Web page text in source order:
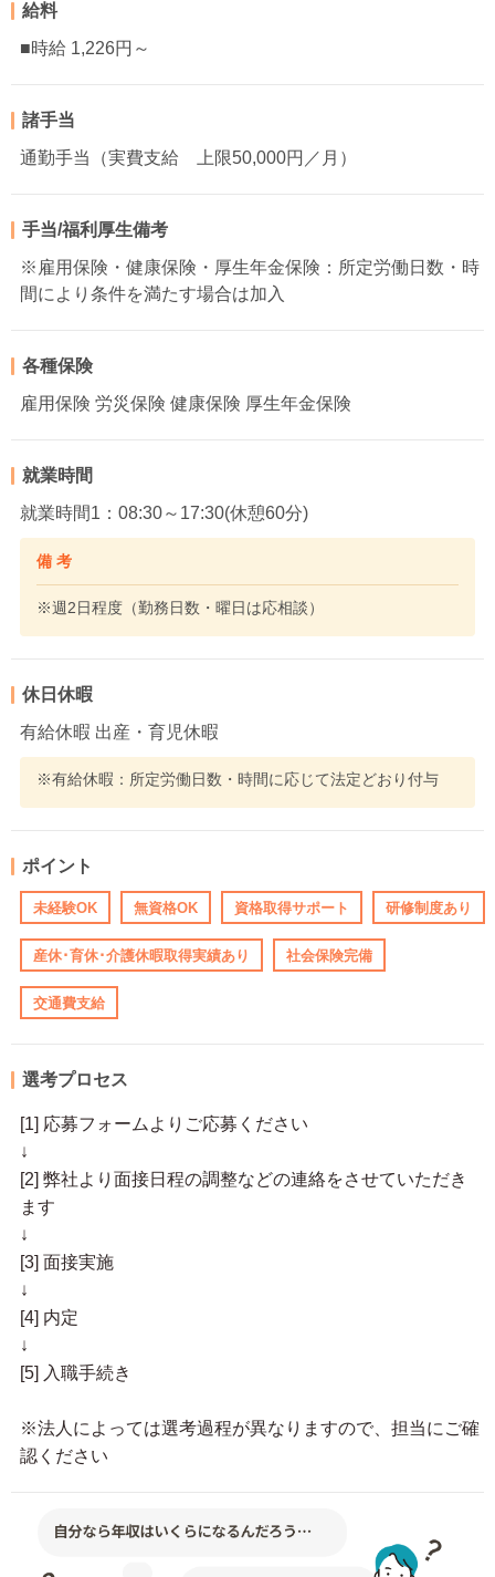
給料
■時給 1,226円～
諸手当
通勤手当（実費支給 上限50,000円／月）
手当/福利厚生備考
※雇用保険・健康保険・厚生年金保険：所定労働日数・時
間により条件を満たす場合は加入
各種保険
雇用保険 労災保険 健康保険 厚生年金保険
就業時間
就業時間1：08:30～17:30(休憩60分)
備 考
※週2日程度（勤務日数・曜日は応相談）
休日休暇
有給休暇 出産・育児休暇
※有給休暇：所定労働日数・時間に応じて法定どおり付与
ポイント
未経験OK 無資格OK 資格取得サポート 研修制度あり
産休･育休･介護休暇取得実績あり 社会保険完備
交通費支給
選考プロセス
[1] 応募フォームよりご応募ください
↓
[2] 弊社より面接日程の調整などの連絡をさせていただき
ます
↓
[3] 面接実施
↓
[4] 内定
↓
[5] 入職手続き
※法人によっては選考過程が異なりますので、担当にご確
認ください